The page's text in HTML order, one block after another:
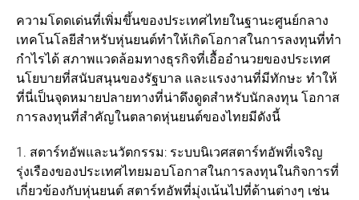
ความโดดเด่นที่เพิ่มขึ้นของประเทศไทยในฐานะศูนย์กลาง
เทคโนโลยีสำหรับหุ่นยนต์ทำให้เกิดโอกาสในการลงทุนที่ทำ
กำไรได้ สภาพแวดล้อมทางธุรกิจที่เอื้ออำนวยของประเทศ
นโยบายที่สนับสนุนของรัฐบาล และแรงงานที่มีทักษะ ทำให้
ที่นี่เป็นจุดหมายปลายทางที่น่าดึงดูดสำหรับนักลงทุน โอกาส
การลงทุนที่สำคัญในตลาดหุ่นยนต์ของไทยมีดังนี้
1. สตาร์ทอัพและนวัตกรรม: ระบบนิเวศสตาร์ทอัพที่เจริญ
รุ่งเรืองของประเทศไทยมอบโอกาสในการลงทุนในกิจการที่
เกี่ยวข้องกับหุ่นยนต์ สตาร์ทอัพที่มุ่งเน้นไปที่ด้านต่างๆ เช่น